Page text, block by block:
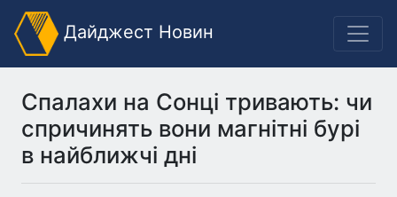
Дайджест Новин
Спалахи на Сонці тривають: чи
спричинять вони магнітні бурі
в найближчі дні